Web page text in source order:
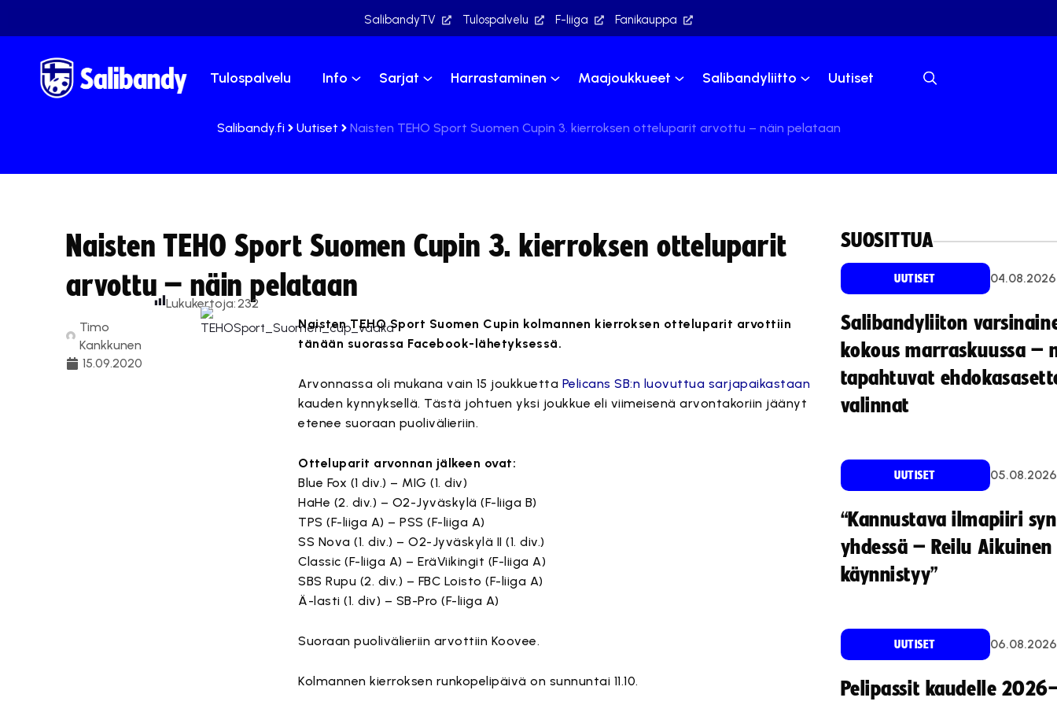
SalibandyTV Tulospalvelu F-liiga Fanikauppa
Tulospalvelu Info Sarjat Harrastaminen Maajoukkueet Salibandyliitto Uutiset
Salibandy.fi Uutiset Naisten TEHO Sport Suomen Cupin 3. kierroksen otteluparit arvottu – näin pelataan
Naisten TEHO Sport Suomen Cupin 3. kierroksen otteluparit
arvottu – näin pelataan
Timo
Kankkunen
15.09.2020
Lukukertoja:232
Naisten TEHO Sport Suomen Cupin kolmannen kierroksen otteluparit arvottiin
tänään suorassa Facebook-lähetyksessä.
Arvonnassa oli mukana vain 15 joukkuetta Pelicans SB:n luovuttua sarjapaikastaan
kauden kynnyksellä. Tästä johtuen yksi joukkue eli viimeisenä arvontakoriin jäänyt
etenee suoraan puolivälieriin.
Otteluparit arvonnan jälkeen ovat:
Blue Fox (1 div.) – MIG (1. div)
HaHe (2. div.) – O2-Jyväskylä (F-liiga B)
TPS (F-liiga A) – PSS (F-liiga A)
SS Nova (1. div.) – O2-Jyväskylä II (1. div.)
Classic (F-liiga A) – EräViikingit (F-liiga A)
SBS Rupu (2. div.) – FBC Loisto (F-liiga A)
Ä-lasti (1. div) – SB-Pro (F-liiga A)
Suoraan puolivälieriin arvottiin Koovee.
Kolmannen kierroksen runkopelipäivä on sunnuntai 11.10.
SUOSITTUA
UUTISET 04.08.2026
Salibandyliiton
kokous marraskuussa –
tapahtuvat
valinnat
UUTISET 05.08.2026
“Kannustava ilmapiiri
yhdessä – Reilu
käynnistyy”
UUTISET 06.08.2026
Pelipassit kaudelle